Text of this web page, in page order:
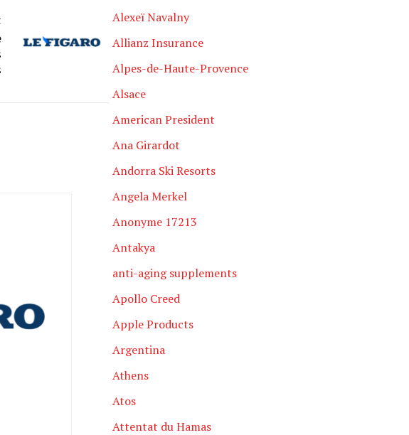
Alexeï Navalny
Allianz Insurance
Alpes-de-Haute-Provence
Alsace
American President
Ana Girardot
Andorra Ski Resorts
Angela Merkel
Anonyme 17213
Antakya
anti-aging supplements
Apollo Creed
Apple Products
Argentina
Athens
Atos
Attentat du Hamas